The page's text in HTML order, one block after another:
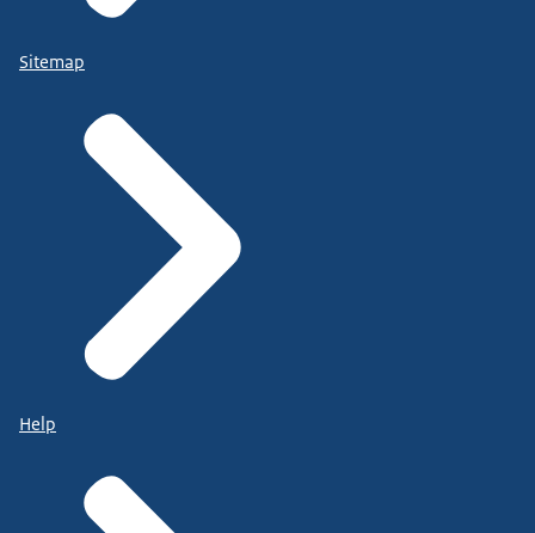
Sitemap
Help